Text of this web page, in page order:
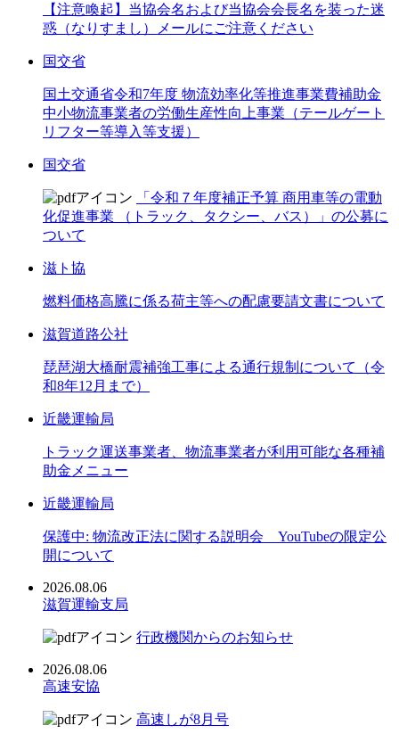
【注意喚起】当協会名および当協会会長名を装った迷
惑（なりすまし）メールにご注意ください
国交省
国土交通省令和7年度 物流効率化等推進事業費補助金
中小物流事業者の労働生産性向上事業（テールゲート
リフター等導入等支援）
国交省
「令和７年度補正予算 商用車等の電動
化促進事業 （トラック、タクシー、バス）」の公募に
ついて
滋ト協
燃料価格高騰に係る荷主等への配慮要請文書について
滋賀道路公社
琵琶湖大橋耐震補強工事による通行規制について（令
和8年12月まで）
近畿運輸局
トラック運送事業者、物流事業者が利用可能な各種補
助金メニュー
近畿運輸局
保護中: 物流改正法に関する説明会 YouTubeの限定公
開について
2026.08.06
滋賀運輸支局
行政機関からのお知らせ
2026.08.06
高速安協
高速しが8月号